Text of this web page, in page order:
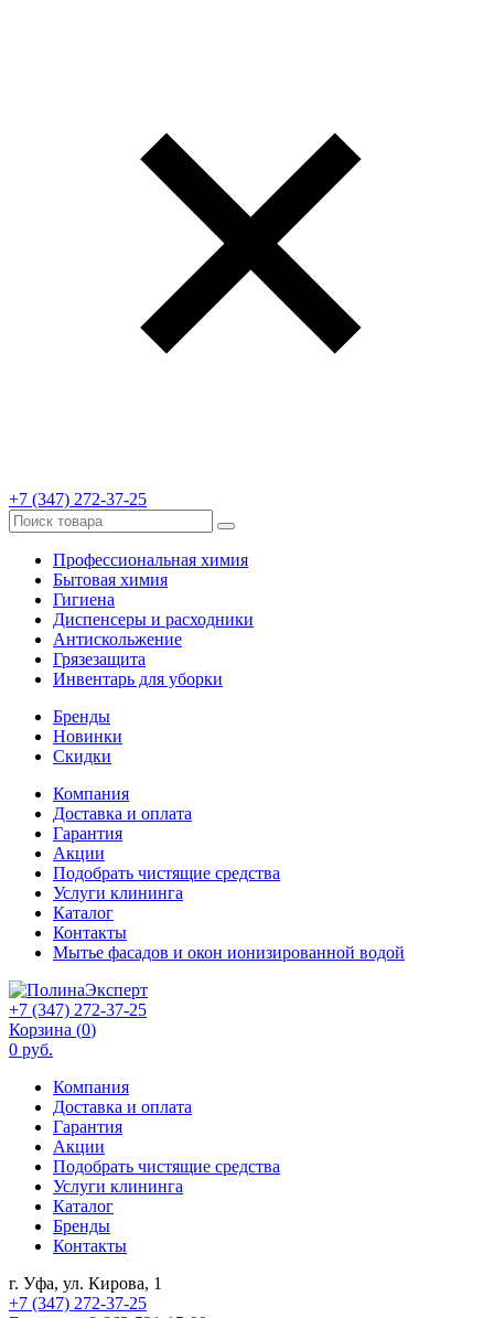
+7 (347) 272-37-25
Профессиональная химия
Бытовая химия
Гигиена
Диспенсеры и расходники
Антискольжение
Грязезащита
Инвентарь для уборки
Бренды
Новинки
Скидки
Компания
Доставка и оплата
Гарантия
Акции
Подобрать чистящие средства
Услуги клининга
Каталог
Контакты
Мытье фасадов и окон ионизированной водой
+7 (347) 272-37-25
Корзина (0)
0 руб.
Компания
Доставка и оплата
Гарантия
Акции
Подобрать чистящие средства
Услуги клининга
Каталог
Бренды
Контакты
г. Уфа, ул. Кирова, 1
+7 (347) 272-37-25